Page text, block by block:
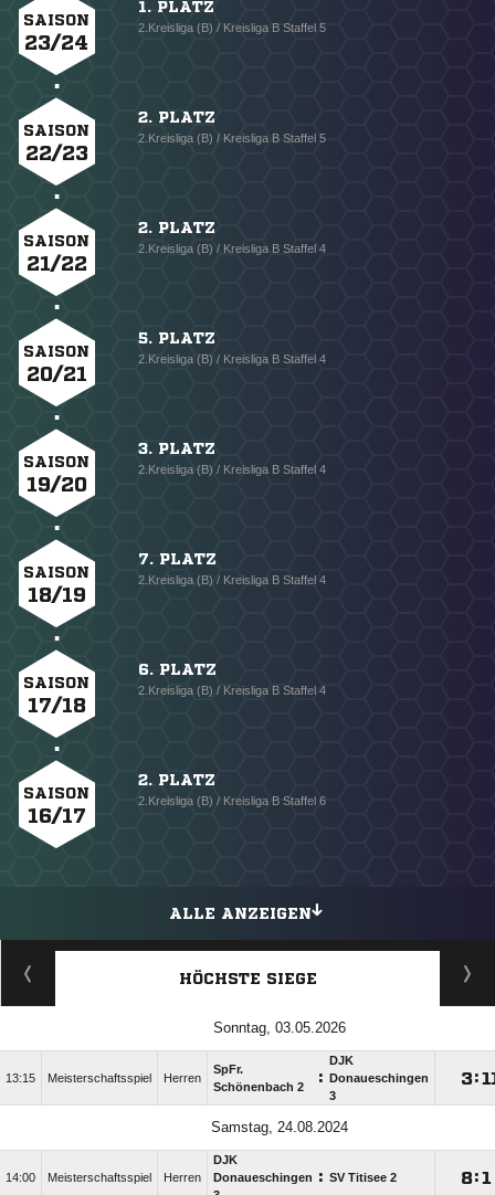
SAISON
23/24
1. PLATZ
2.Kreisliga (B) / Kreisliga B Staffel 5
SAISON
22/23
2. PLATZ
2.Kreisliga (B) / Kreisliga B Staffel 5
SAISON
21/22
2. PLATZ
2.Kreisliga (B) / Kreisliga B Staffel 4
SAISON
20/21
5. PLATZ
2.Kreisliga (B) / Kreisliga B Staffel 4
SAISON
19/20
3. PLATZ
2.Kreisliga (B) / Kreisliga B Staffel 4
SAISON
18/19
7. PLATZ
2.Kreisliga (B) / Kreisliga B Staffel 4
SAISON
17/18
6. PLATZ
2.Kreisliga (B) / Kreisliga B Staffel 4
SAISON
16/17
2. PLATZ
2.Kreisliga (B) / Kreisliga B Staffel 6
ALLE ANZEIGEN
HÖCHSTE SIEGE
Sonntag, 03.05.2026
13:15 Meisterschaftsspiel Herren
SpFr.
Schönenbach 2
:
DJK
Donaueschingen
3
:
Samstag, 24.08.2024
14:00 Meisterschaftsspiel Herren
DJK
Donaueschingen : SV Titisee 2 :